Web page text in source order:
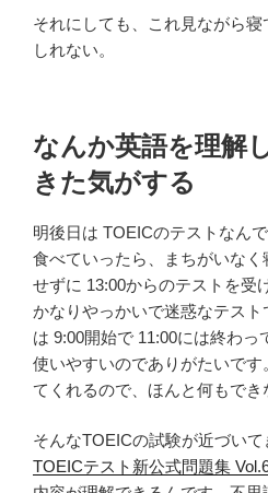
それにしても、これ見ながら
しれない。
なんか英語を理解
きた気がする
明後日は TOEICのテストなん
食べていったら、まちがいな
せずに 13:00からのテストを受
かなりやっかいで迷惑なテス
は 9:00開始で 11:00には終わ
使いやすいのでありがたいで
てくれるので、ほんと何もでき
そんなTOEICの試験が近づい
TOEICテスト新公式問題集